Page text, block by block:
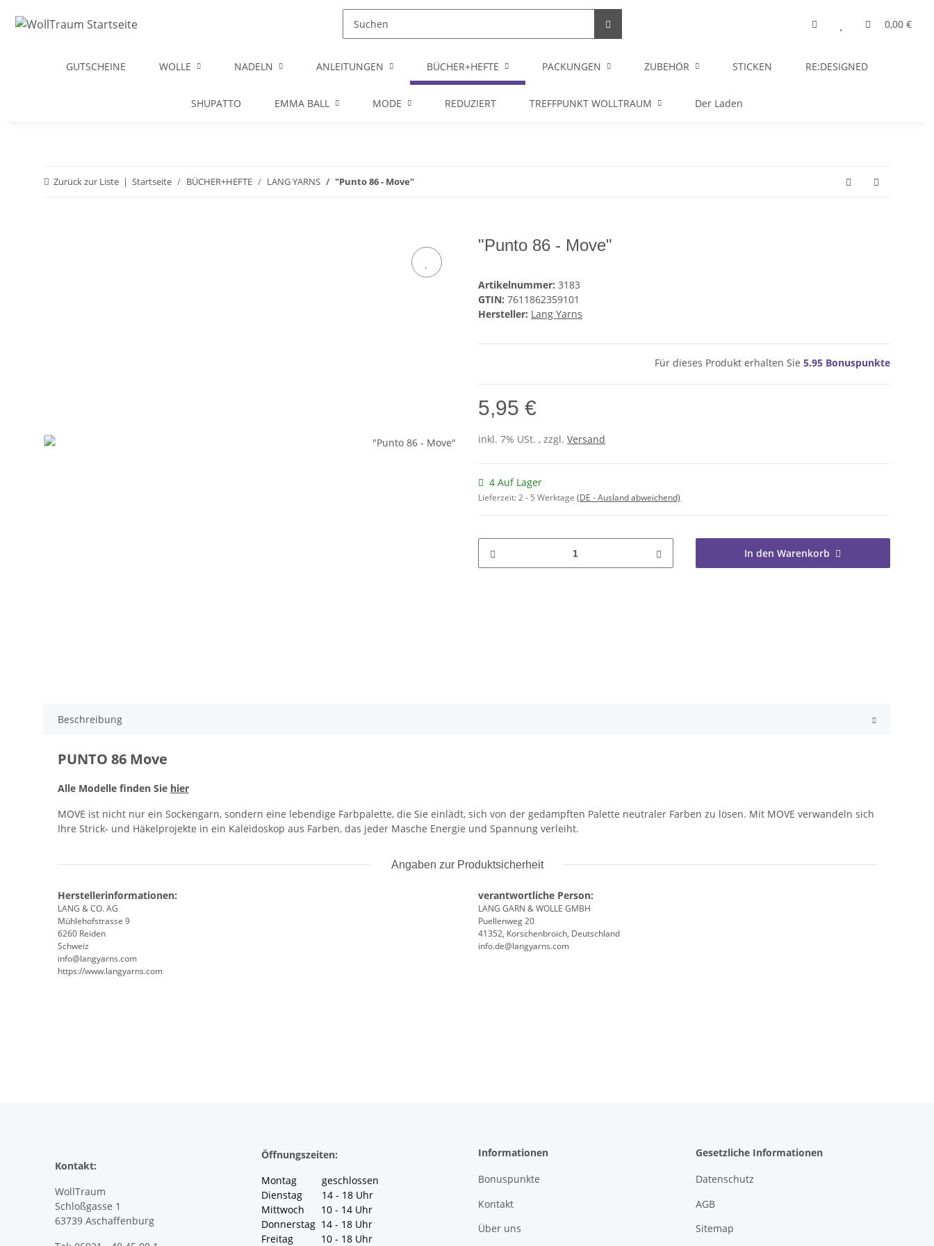
0,00 €
GUTSCHEINE WOLLE NADELN ANLEITUNGEN BÜCHER+HEFTE PACKUNGEN ZUBEHÖR STICKEN RE:DESIGNED
SHUPATTO EMMA BALL MODE REDUZIERT TREFFPUNKT WOLLTRAUM Der Laden
Zurück zur Liste Startseite BÜCHER+HEFTE LANG YARNS "Punto 86 - Move"
"Punto 86 - Move"
Artikelnummer: 3183
GTIN: 7611862359101
Hersteller: Lang Yarns
Für dieses Produkt erhalten Sie 5.95 Bonuspunkte
5,95 €
inkl. 7% USt. , zzgl. Versand
4 Auf Lager
Lieferzeit:2 - 5 Werktage (DE - Ausland abweichend)
In den Warenkorb
Beschreibung
PUNTO 86 Move
Alle Modelle finden Sie hier
MOVE ist nicht nur ein Sockengarn, sondern eine lebendige Farbpalette, die Sie einlädt, sich von der gedämpften Palette neutraler Farben zu lösen. Mit MOVE verwandeln sich
Ihre Strick- und Häkelprojekte in ein Kaleidoskop aus Farben, das jeder Masche Energie und Spannung verleiht.
Angaben zur Produktsicherheit
Herstellerinformationen:
LANG & CO. AG
Mühlehofstrasse 9
6260 Reiden
Schweiz
info@langyarns.com
https://www.langyarns.com
verantwortliche Person:
LANG GARN & WOLLE GMBH
Puellenweg 20
41352, Korschenbroich, Deutschland
info.de@langyarns.com
Kontakt:
WollTraum
Schloßgasse 1
63739 Aschaffenburg
Öffnungszeiten:
Montag geschlossen
Dienstag 14 - 18 Uhr
Mittwoch 10 - 14 Uhr
Donnerstag 14 - 18 Uhr
Freitag 10 - 18 Uhr
Informationen
Bonuspunkte
Kontakt
Über uns
Gesetzliche Informationen
Datenschutz
AGB
Sitemap